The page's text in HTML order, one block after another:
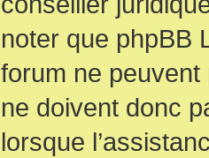
noter que phpBB
forum ne peuvent
ne doivent donc
lorsque